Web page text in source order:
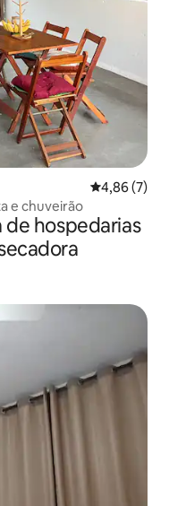
4,86 de uma
4,86 (7)
e chuveirão
hospedarias